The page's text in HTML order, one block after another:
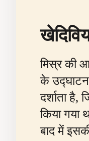
मिस्र की
के उद्घाटन
दर्शाता
किया गया
बाद में